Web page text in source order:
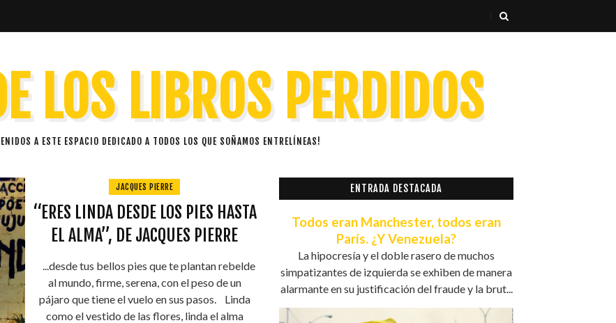
LOS LIBROS PERDIDOS
A ESTE ESPACIO DEDICADO A TODOS LOS QUE SOÑAMOS ENTRELÍNEAS!
JACQUES PIERRE
“ERES LINDA DESDE LOS PIES HASTA
EL ALMA”, DE JACQUES PIERRE
...desde tus bellos pies que te plantan rebelde
al mundo, firme, serena, con el peso de un
pájaro que tiene el vuelo en sus pasos. Linda
como el vestido de las flores, linda el alma
ENTRADA DESTACADA
Todos eran Manchester, todos eran
París. ¿Y Venezuela?
La hipocresía y el doble rasero de muchos
simpatizantes de izquierda se exhiben de manera
alarmante en su justificación del fraude y la brut...